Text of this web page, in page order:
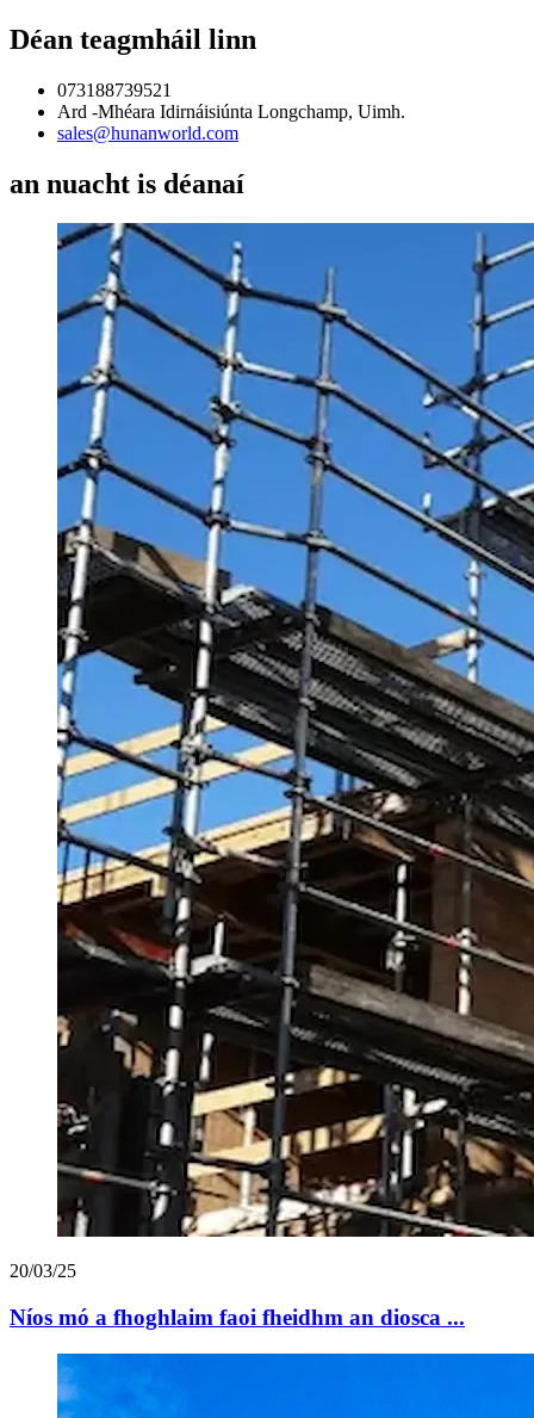
Déan teagmháil linn
073188739521
Ard -Mhéara Idirnáisiúnta Longchamp, Uimh.
sales@hunanworld.com
an nuacht is déanaí
20/03/25
Níos mó a fhoghlaim faoi fheidhm an diosca ...